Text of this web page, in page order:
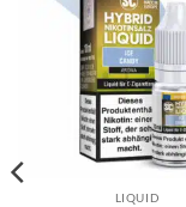
LIQUID